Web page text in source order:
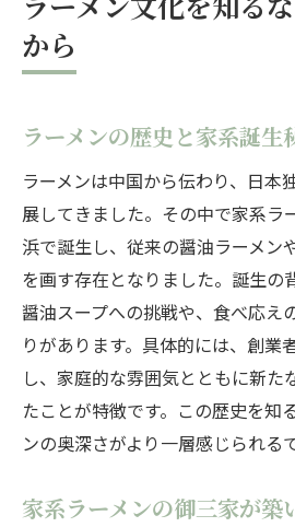
から
ラーメンの歴史と家系誕生
ラーメンは中国から伝わり、日本
展してきました。その中で家系ラ
浜で誕生し、従来の醤油ラーメン
を画す存在となりました。誕生の
醤油スープへの挑戦や、食べ応え
りがあります。具体的には、創業
し、家庭的な雰囲気とともに新た
たことが特徴です。この歴史を知
ンの奥深さがより一層感じられる
家系ラーメンの御三家が築